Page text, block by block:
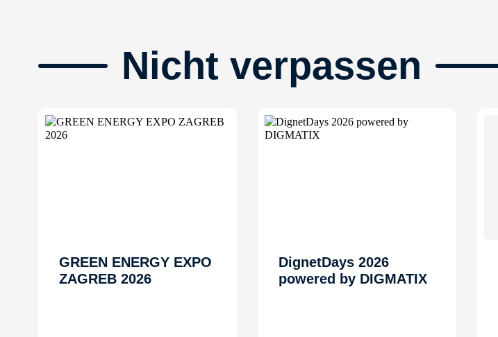
Nicht verpassen
GREEN ENERGY EXPO
ZAGREB 2026
DignetDays 2026
powered by DIGMATIX